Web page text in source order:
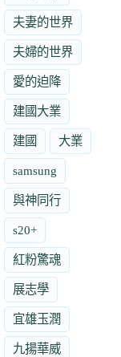
夫妻的世界
夫婦的世界
愛的迫降
建國大業
建國 大業
samsung
與神同行
s20+
紅粉驚魂
展志學
宜雄玉潤
九揚華威